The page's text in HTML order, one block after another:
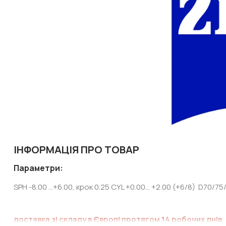
ІНФОРМАЦІЯ ПРО ТОВАР
Параметри:
SPH -8.00 ...+6.00, крок 0.25 CYL +0.00... +2.00 (+6/8) D70/
доставка зі складу в Європі протягом 14 робочих днів.